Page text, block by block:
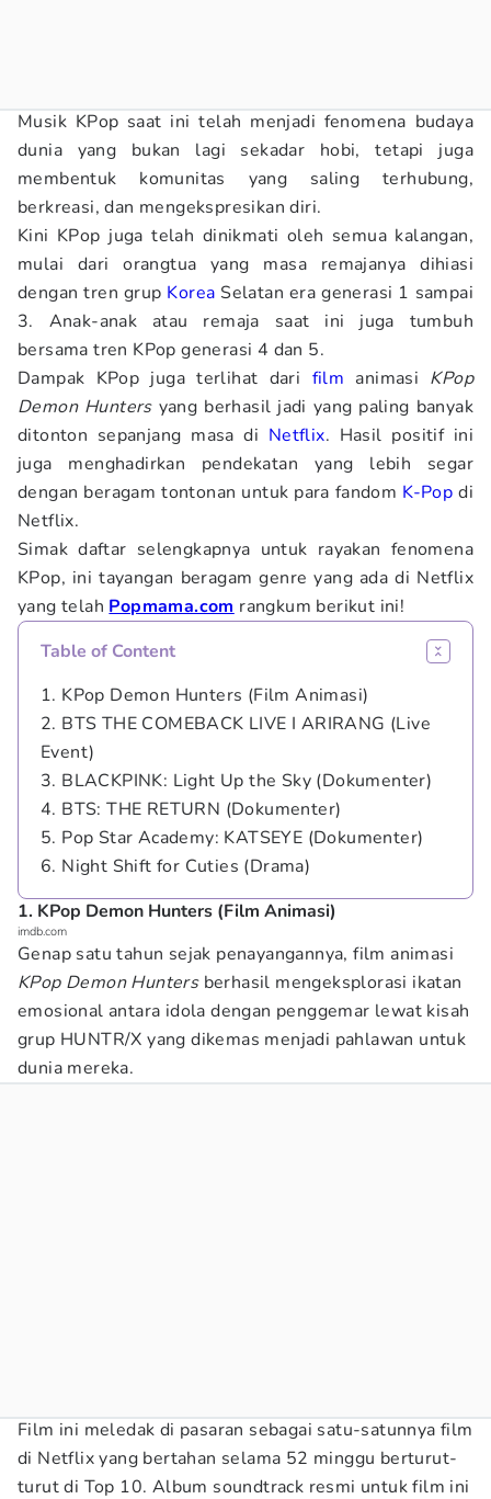
Musik KPop saat ini telah menjadi fenomena budaya
dunia yang bukan lagi sekadar hobi, tetapi juga
membentuk komunitas yang saling terhubung,
berkreasi, dan mengekspresikan diri.
Kini KPop juga telah dinikmati oleh semua kalangan,
mulai dari orangtua yang masa remajanya dihiasi
dengan tren grup Korea Selatan era generasi 1 sampai
3. Anak-anak atau remaja saat ini juga tumbuh
bersama tren KPop generasi 4 dan 5.
Dampak KPop juga terlihat dari film animasi KPop
Demon Huntersyang berhasil jadi yang paling banyak
ditonton sepanjang masa di Netflix. Hasil positif ini
juga menghadirkan pendekatan yang lebih segar
dengan beragam tontonan untuk para fandom K-Pop di
Netflix.
Simak daftar selengkapnya untuk rayakan fenomena
KPop, ini tayangan beragam genre yang ada di Netflix
yang telah Popmama.com rangkum berikut ini!
Table of Content
1. KPop Demon Hunters (Film Animasi)
2. BTS THE COMEBACK LIVE I ARIRANG (Live
Event)
3. BLACKPINK: Light Up the Sky (Dokumenter)
4. BTS: THE RETURN (Dokumenter)
5. Pop Star Academy: KATSEYE (Dokumenter)
6. Night Shift for Cuties (Drama)
1. KPop Demon Hunters (Film Animasi)
imdb.com
Genap satu tahun sejak penayangannya, film animasi
KPop Demon Huntersberhasil mengeksplorasi ikatan
emosional antara idola dengan penggemar lewat kisah
grup HUNTR/X yang dikemas menjadi pahlawan untuk
dunia mereka.
Film ini meledak di pasaran sebagai satu-satunnya film
di Netflix yang bertahan selama 52 minggu berturut-
turut di Top 10. Album soundtrack resmi untuk film ini